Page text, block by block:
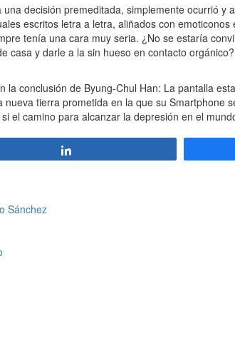
decisión premeditada, simplemente ocurrió y
escritos letra a letra, aliñados con
tenía una cara muy seria. ¿No se estaría
casa y darle a la sin hueso en contacto
conclusión de Byung-Chul Han: La pantalla
tierra prometida en la que su Smartphone
el camino para alcanzar la depresión en el
Sánchez